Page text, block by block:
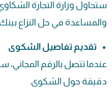
ستحاول وزارة التجارة
والمساعدة في حل النزاع بينك
تقديم تفاصيل الشكوى
عندما تتصل بالرقم المجاني،
دقيقة حول الشكوى.